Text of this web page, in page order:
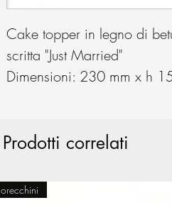
Cake topper in legno di
scritta "Just Married"
Dimensioni: 230 mm x h
Prodotti correlati
orecchini